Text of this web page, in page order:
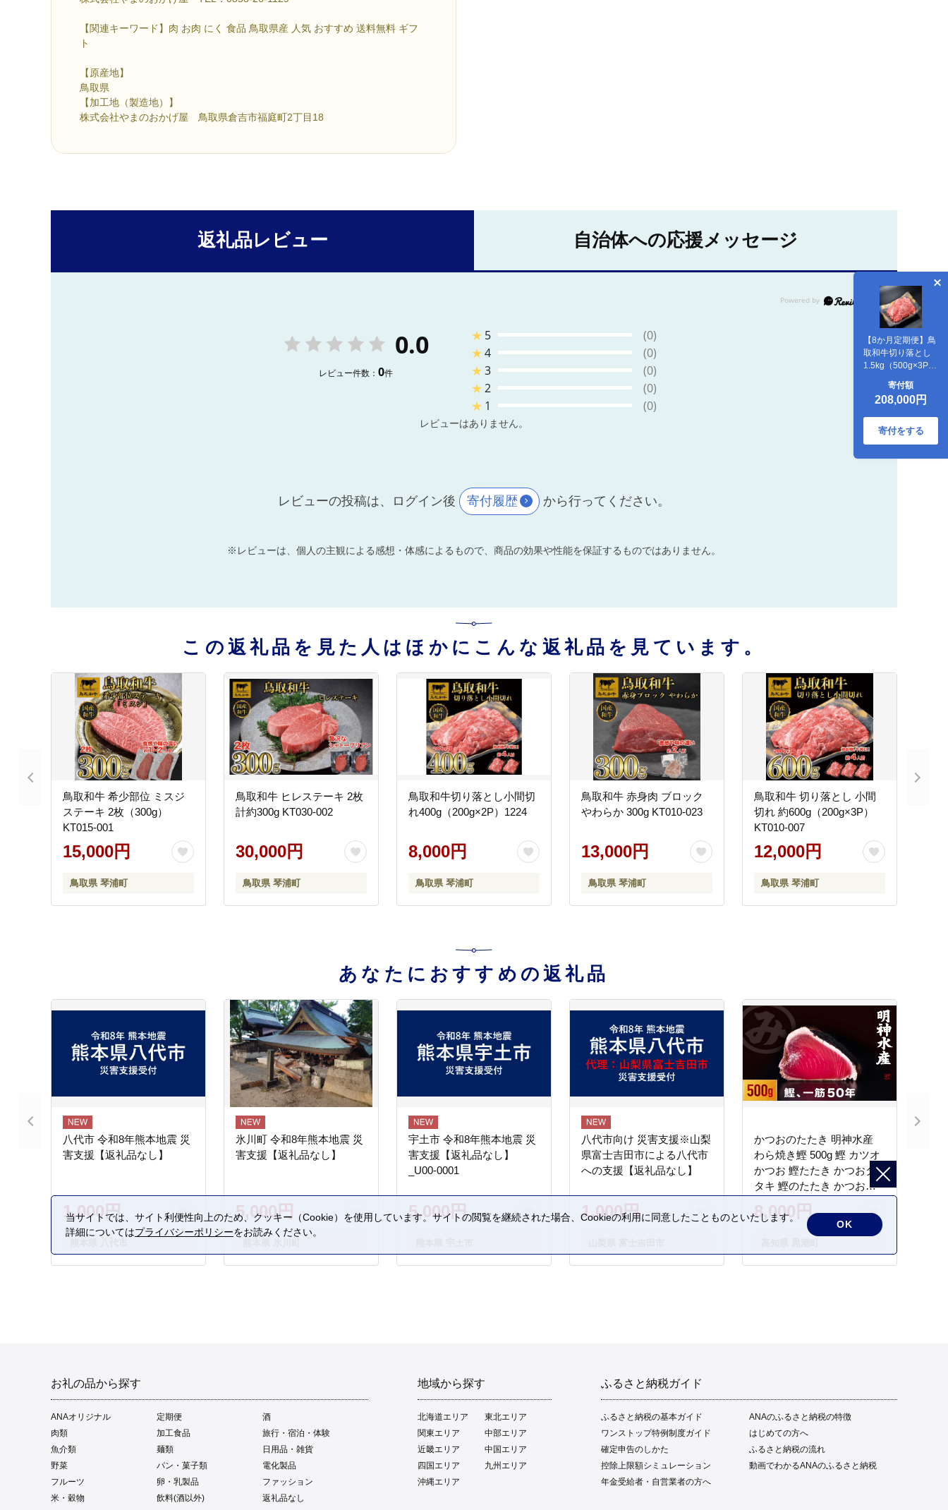
【関連キーワード】肉 お肉 にく 食品 鳥取県産 人気 おすすめ 送料無料 ギフ
ト
【原産地】
鳥取県
【加工地（製造地）】
株式会社やまのおかげ屋 鳥取県倉吉市福庭町2丁目18
【8か月定期便】鳥
取和牛切り落とし
1.5kg（500g×3P）
寄付額
208,000円
寄付をする
返礼品レビュー 自治体への応援メッセージ
0.0
レビュー件数： 0件
★ 5
(0)
★4
(0)
★3
(0)
★2
(0)
★ 1 (0)
レビューはありません。
レビューの投稿は、ログイン後 寄付履歴 から行ってください。
※レビューは、個人の主観による感想・体感によるもので、商品の効果や性能を保証するものではありません。
この返礼品を見た人はほかにこんな返礼品を見ています。
鳥取和牛 希少部位 ミスジ
ステーキ 2枚（300g）
KT015-001
15,000円
鳥取県 琴浦町
鳥取和牛 ヒレステーキ 2枚
計約300g KT030-002
30,000円
鳥取県 琴浦町
鳥取和牛切り落とし小間切
れ400g（200g×2P）1224
8,000円
鳥取県 琴浦町
鳥取和牛 赤身肉 ブロック
やわらか 300g KT010-023
13,000円
鳥取県 琴浦町
鳥取和牛 切り落とし 小間
切れ 約600g（200g×3P）
KT010-007
12,000円
鳥取県 琴浦町
あなたにおすすめの返礼品
八代市 令和8年熊本地震 災
害支援【返礼品なし】
1,000円
氷川町 令和8年熊本地震 災
害支援【返礼品なし】
5,000円
宇土市 令和8年熊本地震 災
害支援【返礼品なし】
_U00-0001
5,000円
八代市向け 災害支援※山梨
県富士吉田市による八代市
への支援【返礼品なし】
1,000円
かつおのたたき 明神水産
わら焼き鰹 500g 鰹 カツオ
かつお 鰹たたき かつおタ
タキ 鰹のたたき かつおの
タタキ 藁焼き わら焼き 魚
さかな 海鮮 刺身 お刺身 冷
凍 ご家庭用 グルメ 特産品
フト 贈答品 人気 返礼品 ふ
8,000円
お礼の品から探す
ANAオリジナル 定期便
酒
肉類
加工食品
旅行・宿泊・体験
魚介類
麺類
日用品・雑貨
野菜
パン・菓子類
電化製品
フルーツ
卵・乳製品
ファッション
米・穀物
飲料(酒以外) 返礼品なし
地域から探す
北海道エリア
東北エリア
関東エリア
中部エリア
近畿エリア
中国エリア
四国エリア
九州エリア
沖縄エリア
ふるさと納税ガイド
ふるさと納税の基本ガイド
ANAのふるさと納税の特徴
ワンストップ特例制度ガイド
はじめての方へ
確定申告のしかた
ふるさと納税の流れ
控除上限額シミュレーション
動画でわかるANAのふるさと納税
年金受給者・自営業者の方へ
当サイトでは、サイト利便性向上のため、クッキー（Cookie）を使用しています。サイトの閲覧を継続された場合、Cookieの利用に同意したことものといたします。
詳細についてはプライバシーポリシーをお読みください。
OK